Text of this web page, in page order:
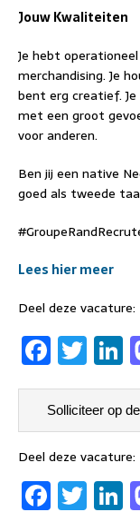
Jouw Kwaliteiten
Je hebt
merchandising. Je
bent erg creatief.
met een groot
voor anderen.
Ben jij een native
goed als tweede
Lees hier meer
Deel deze vacature:
F
a
c
e
b
o
T
w
it
t
er
n
k
e
dI
n
Deel deze vacature:
F T